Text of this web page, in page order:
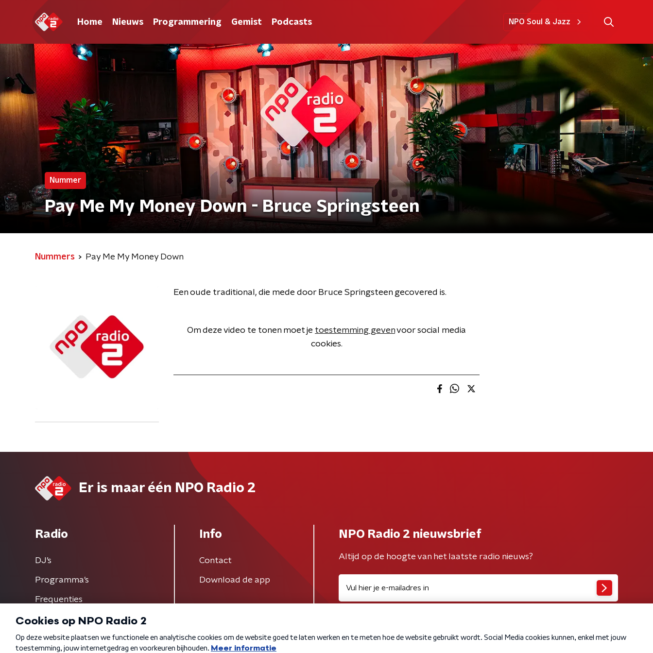
Home Nieuws Programmering Gemist Podcasts NPO Soul & Jazz
Nummer
Pay Me My Money Down - Bruce Springsteen
Nummers Pay Me My Money Down
Een oude traditional, die mede door Bruce Springsteen gecovered is.
Om deze video te tonen moet je toestemming gevenvoor social media
cookies.
Er is maar één NPO Radio 2
Radio
DJ’s
Programma's
Frequenties
Info
Contact
Download de app
NPO Radio 2 nieuwsbrief
Altijd op de hoogte van het laatste radio nieuws?